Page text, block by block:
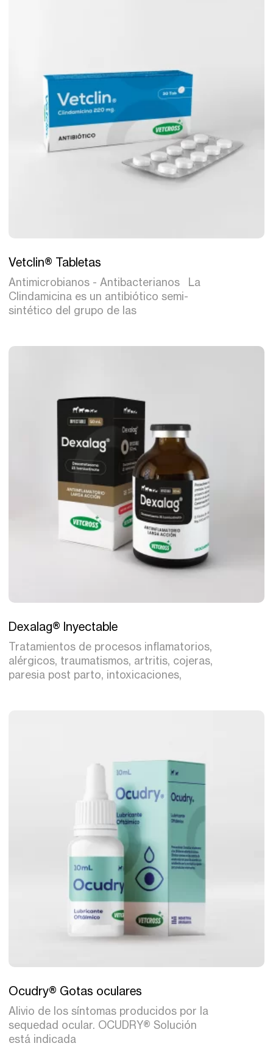
Tratamiento
Vetclin® Tabletas
Antimicrobianos - Antibacterianos La
Clindamicina es un antibiótico semi-
sintético del grupo de las
Tratamiento
Dexalag® Inyectable
Tratamientos de procesos inflamatorios,
alérgicos, traumatismos, artritis, cojeras,
paresia post parto, intoxicaciones,
Tratamiento
Ocudry® Gotas oculares
Alivio de los síntomas producidos por la
sequedad ocular. OCUDRY® Solución
está indicada